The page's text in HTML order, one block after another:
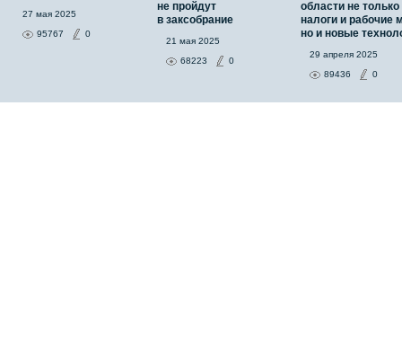
27 мая 2025
95767
0
не пройдут
в заксобрание
21 мая 2025
68223
0
области не только
налоги и рабочие
но и новые
29 апреля 2025
89436
0